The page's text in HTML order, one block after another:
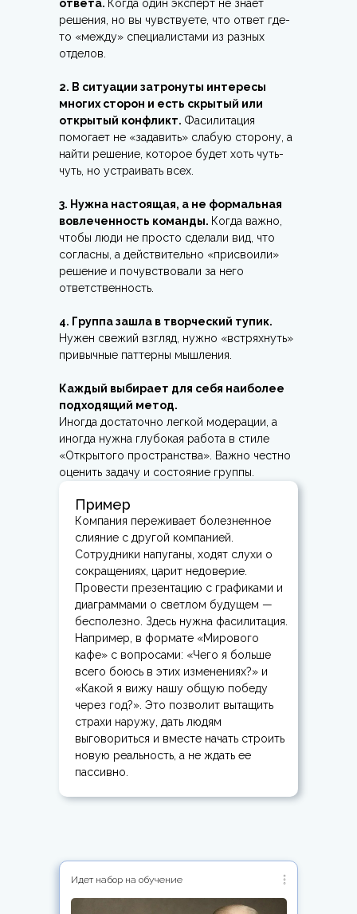
ответа. Когда один эксперт не знает
решения, но вы чувствуете, что ответ где-
то «между» специалистами из разных
отделов.
2. В ситуации затронуты интересы
многих сторон и есть скрытый или
открытый конфликт. Фасилитация
помогает не «задавить» слабую сторону, а
найти решение, которое будет хоть чуть-
чуть, но устраивать всех.
3. Нужна настоящая, а не формальная
вовлеченность команды. Когда важно,
чтобы люди не просто сделали вид, что
согласны, а действительно «присвоили»
решение и почувствовали за него
ответственность.
4. Группа зашла в творческий тупик.
Нужен свежий взгляд, нужно «встряхнуть»
привычные паттерны мышления.
Каждый выбирает для себя наиболее
подходящий метод.
Иногда достаточно легкой модерации, а
иногда нужна глубокая работа в стиле
«Открытого пространства». Важно честно
оценить задачу и состояние группы.
Пример
Компания переживает болезненное
слияние с другой компанией.
Сотрудники напуганы, ходят слухи о
сокращениях, царит недоверие.
Провести презентацию с графиками и
диаграммами о светлом будущем —
бесполезно. Здесь нужна фасилитация.
Например, в формате «Мирового
кафе» с вопросами: «Чего я больше
всего боюсь в этих изменениях?» и
«Какой я вижу нашу общую победу
через год?». Это позволит вытащить
страхи наружу, дать людям
выговориться и вместе начать строить
новую реальность, а не ждать ее
пассивно.
Идет набор на обучение